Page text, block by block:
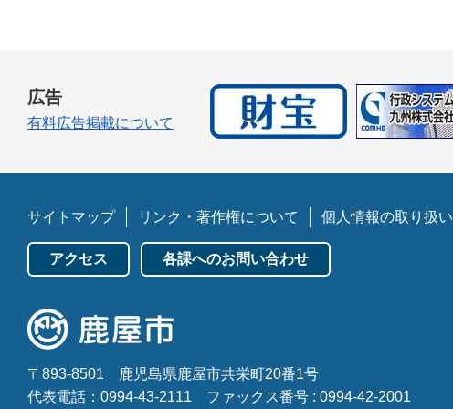
広告
有料広告掲載について
サイトマップ リンク・著作権について 個人情報の取り扱い
アクセス 各課へのお問い合わせ
〒893-8501
鹿児島県鹿屋市共栄町20番1号
代表電話：0994-43-2111
ファックス番号 : 0994-42-2001